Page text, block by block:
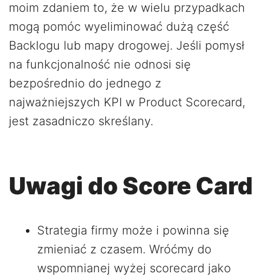
moim zdaniem to, że w wielu przypadkach
mogą pomóc wyeliminować dużą część
Backlogu lub mapy drogowej. Jeśli pomysł
na funkcjonalność nie odnosi się
bezpośrednio do jednego z
najważniejszych KPI w Product Scorecard,
jest zasadniczo skreślany.
Uwagi do Score Card
Strategia firmy może i powinna się
zmieniać z czasem. Wróćmy do
wspomnianej wyżej scorecard jako